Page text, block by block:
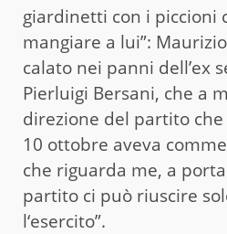
giardinetti con i piccioni
mangiare a lui”:
calato nei panni dell’ex
Pierluigi Bersani, che a
direzione del partito
10 ottobre aveva
che riguarda me, a
partito ci può riuscire
l‘esercito”.